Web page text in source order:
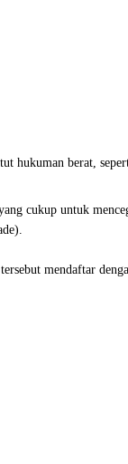
hukuman berat,
cukup untuk
mendaftar